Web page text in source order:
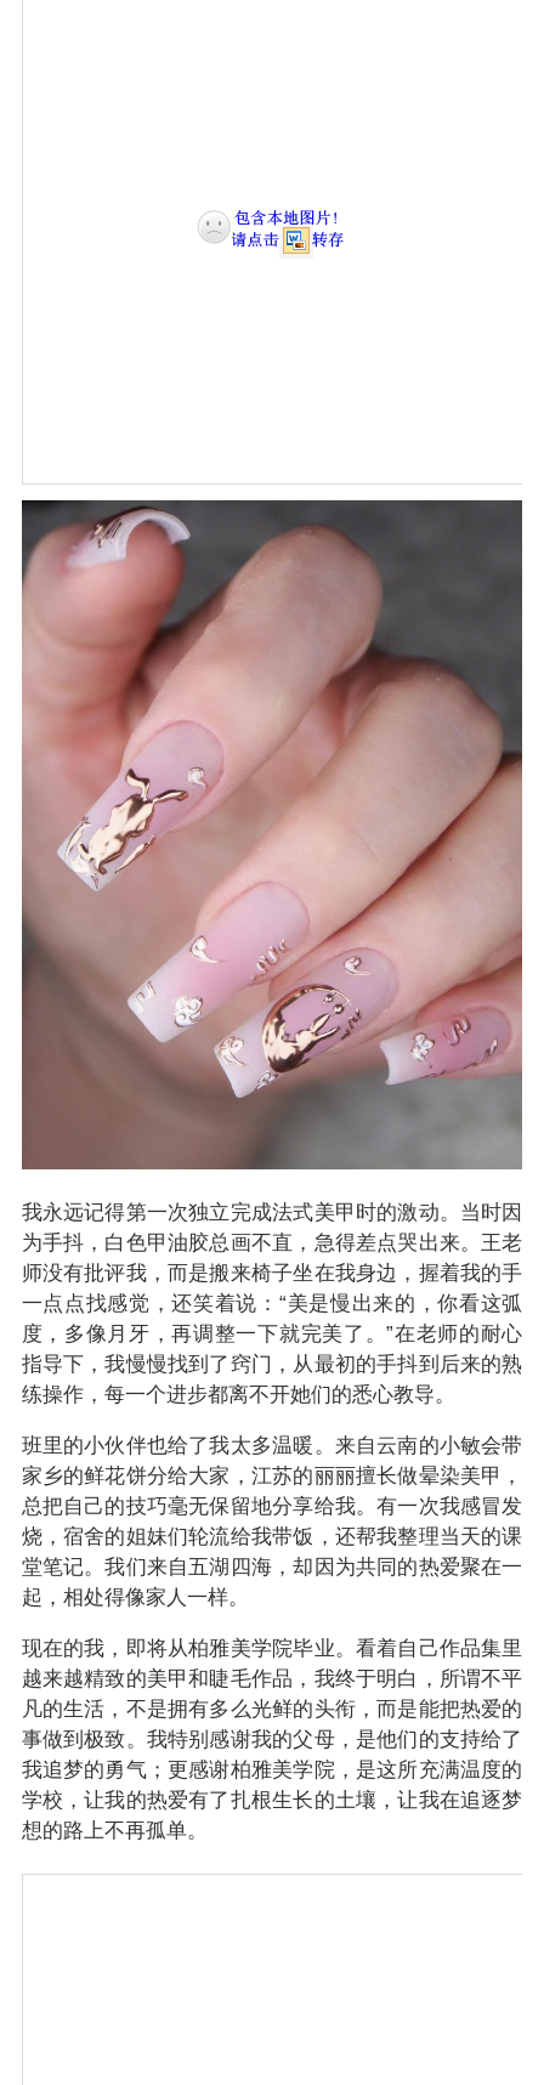
我永远记得第一次独立完成法式美甲时的激动。当时因
为手抖，白色甲油胶总画不直，急得差点哭出来。王老
师没有批评我，而是搬来椅子坐在我身边，握着我的手
一点点找感觉，还笑着说：“美是慢出来的，你看这弧
度，多像月牙，再调整一下就完美了。”在老师的耐心
指导下，我慢慢找到了窍门，从最初的手抖到后来的熟
练操作，每一个进步都离不开她们的悉心教导。
班里的小伙伴也给了我太多温暖。来自云南的小敏会带
家乡的鲜花饼分给大家，江苏的丽丽擅长做晕染美甲，
总把自己的技巧毫无保留地分享给我。有一次我感冒发
烧，宿舍的姐妹们轮流给我带饭，还帮我整理当天的课
堂笔记。我们来自五湖四海，却因为共同的热爱聚在一
起，相处得像家人一样。
现在的我，即将从柏雅美学院毕业。看着自己作品集里
越来越精致的美甲和睫毛作品，我终于明白，所谓不平
凡的生活，不是拥有多么光鲜的头衔，而是能把热爱的
事做到极致。我特别感谢我的父母，是他们的支持给了
我追梦的勇气；更感谢柏雅美学院，是这所充满温度的
学校，让我的热爱有了扎根生长的土壤，让我在追逐梦
想的路上不再孤单。